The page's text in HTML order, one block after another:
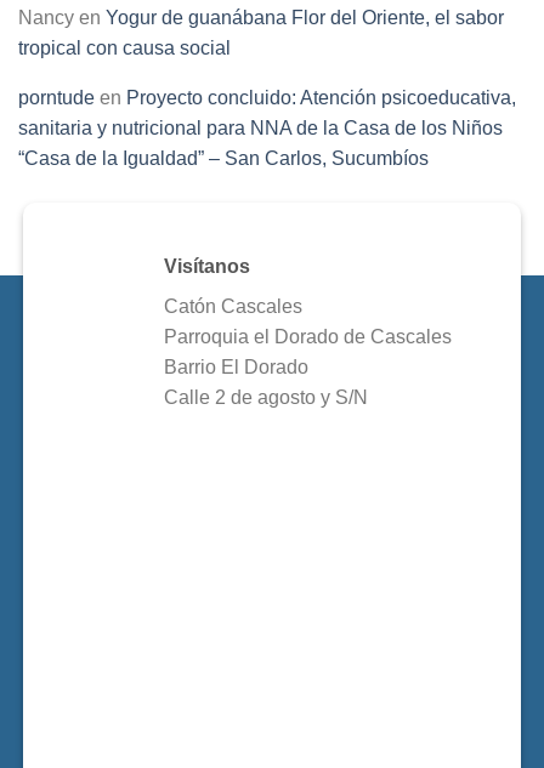
Nancy en Yogur de guanábana Flor del Oriente, el sabor
tropical con causa social
porntude en Proyecto concluido: Atención psicoeducativa,
sanitaria y nutricional para NNA de la Casa de los Niños
“Casa de la Igualdad” – San Carlos, Sucumbíos
Visítanos
Catón Cascales
Parroquia el Dorado de Cascales
Barrio El Dorado
Calle 2 de agosto y S/N